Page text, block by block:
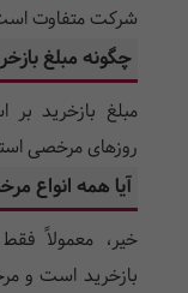
شرکت متفاوت
چگونه مبلغ
مبلغ بازخرید
روزهای مرخصی
آیا همه انواع
خیر، معمولاً
بازخرید است و